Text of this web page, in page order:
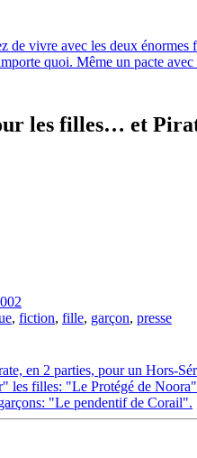
de vivre avec les deux
quoi. Même un pacte
les filles… et
, fiction, fille, garçon, presse
en 2 parties, pour un Hors-
les filles: "Le Protégé de
"Le pendentif de Corail".